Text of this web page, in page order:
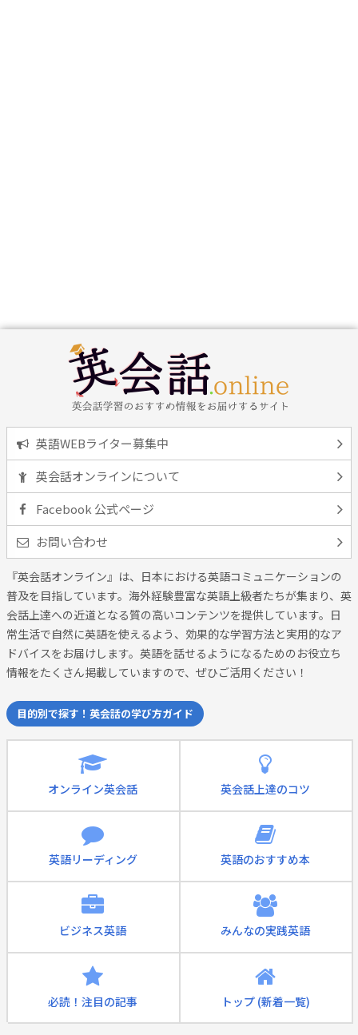
英語WEBライター募集中
英会話オンラインについて
Facebook 公式ページ
お問い合わせ
『英会話オンライン』は、日本における英語コミュニケーションの
普及を目指しています。海外経験豊富な英語上級者たちが集まり、英
会話上達への近道となる質の高いコンテンツを提供しています。日
常生活で自然に英語を使えるよう、効果的な学習方法と実用的なア
ドバイスをお届けします。英語を話せるようになるためのお役立ち
情報をたくさん掲載していますので、ぜひご活用ください！
目的別で探す！英会話の学び方ガイド
オンライン英会話 英会話上達のコツ
英語リーディング 英語のおすすめ本
ビジネス英語 みんなの実践英語
必読！注目の記事 トップ (新着一覧)